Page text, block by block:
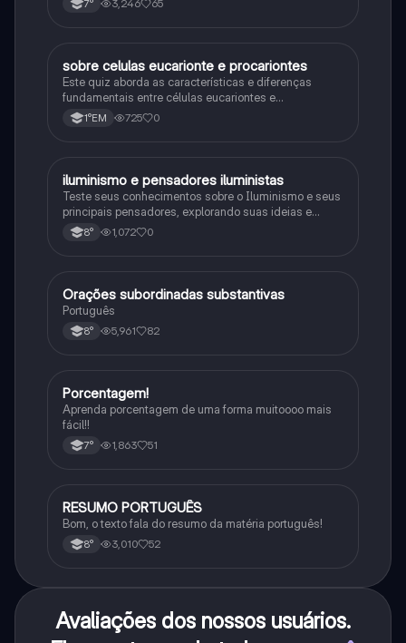
7° 3,246 65
Biologia
sobre celulas eucarionte e procariontes
Este quiz aborda as características e diferenças
fundamentais entre células eucariontes e
procariontes.
1°EM 725 0
História
iluminismo e pensadores iluministas
Teste seus conhecimentos sobre o Iluminismo e seus
principais pensadores, explorando suas ideias e
impacto histórico.
8° 1,072 0
Português
Orações subordinadas substantivas
Português
8° 5,961 82
Matematica
Porcentagem!
Aprenda porcentagem de uma forma muitoooo mais
fácil!!
7° 1,863 51
Português
RESUMO PORTUGUÊS
Bom, o texto fala do resumo da matéria português!
8° 3,010 52
Avaliações dos nossos usuários.